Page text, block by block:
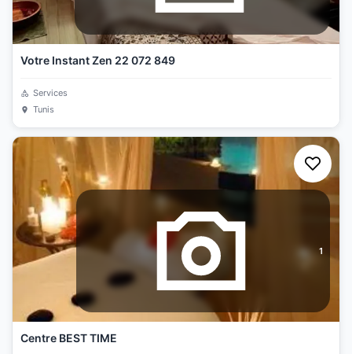
Votre Instant Zen 22 072 849
Services
Tunis
1
Centre BEST TIME